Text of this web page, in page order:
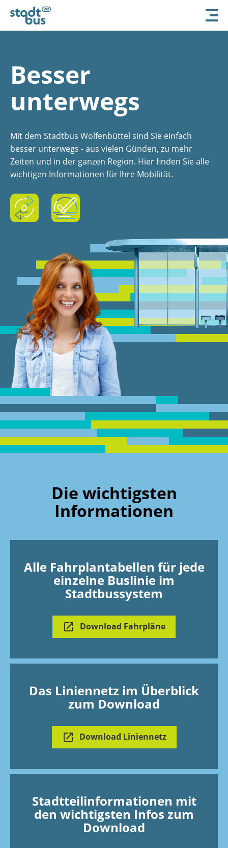
Besser
unterwegs
Mit dem Stadtbus Wolfenbüttel sind Sie einfach
besser unterwegs - aus vielen Günden, zu mehr
Zeiten und in der ganzen Region. Hier finden Sie alle
wichtigen Informationen für Ihre Mobilität.
Die wichtigsten
Informationen
Alle Fahrplantabellen für jede
einzelne Buslinie im
Stadtbussystem
Download Fahrpläne
Das Liniennetz im Überblick
zum Download
Download Liniennetz
Stadtteilinformationen mit
den wichtigsten Infos zum
Download